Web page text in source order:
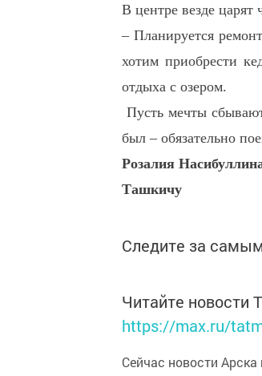
В центре везде царят
– Планируется
хотим приобрести
отдыха с озером.
Пусть мечты
был – обязательно
Розалия
Ташкичу
Следите за
Читайте новости
https://max.ru/
Сейчас новости